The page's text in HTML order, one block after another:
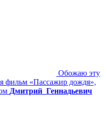
Обожаю эту
фильм «Пассажир дождя»,
Дмитрий_Геннадьевич